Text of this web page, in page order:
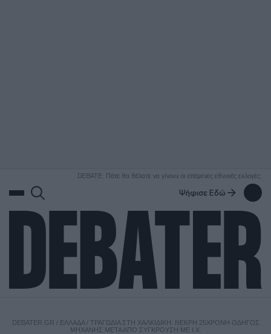
DEBATE: Πότε θα θέλατε να γίνουν οι επόμενες εθνικές εκλογές;
Ψήφισε Εδώ
DEBATER.GR / ΕΛΛΑΔΑ/ ΤΡΑΓΩΔΊΑ ΣΤΗ ΧΑΛΚΙΔΙΚΉ: ΝΕΚΡΉ 25ΧΡΟΝΗ ΟΔΗΓΌΣ
ΜΗΧΑΝΉΣ ΜΕΤΆ ΑΠΌ ΣΎΓΚΡΟΥΣΗ ΜΕ Ι.Χ.